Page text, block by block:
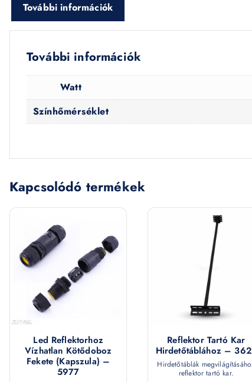
További információk
További információk
Watt
Színhőmérséklet
Kapcsolódó termékek
Led Reflektorhoz
Vízhatlan Kötődoboz
Fekete (kapszula) –
5977
Reflektor Tartó Kar
Hirdetőtáblához –
Hirdetőtáblák
reflektor tartó kar.